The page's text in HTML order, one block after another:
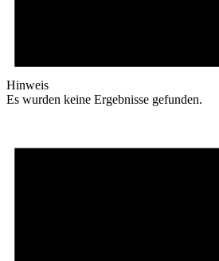
Hinweis
Es wurden keine Ergebnisse gefunden.